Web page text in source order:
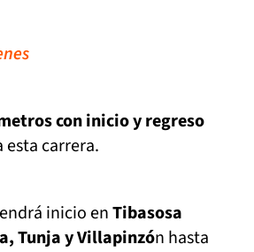
con inicio y regreso
esta carrera.
inicio enTibasosa
Tunja y Villapinzón hasta